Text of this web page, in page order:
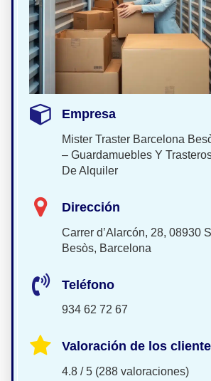
Empresa
Mister Traster Barcelona
– Guardamuebles Y
De Alquiler
Dirección
Carrer d’Alarcón, 28, 08930
Besòs, Barcelona
Teléfono
934 62 72 67
Valoración de los
4.8 / 5 (288 valoraciones)